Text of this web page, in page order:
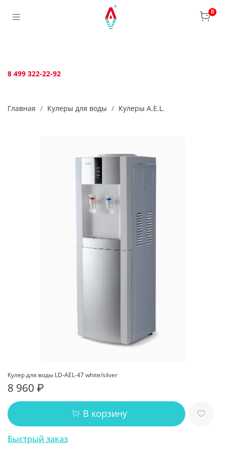
0
Главная Кулеры для воды Кулеры A.E.L.
Кулер для воды LD-AEL-47 white/silver
8 960 ₽
В корзину
Быстрый заказ
8 499 322-22-92